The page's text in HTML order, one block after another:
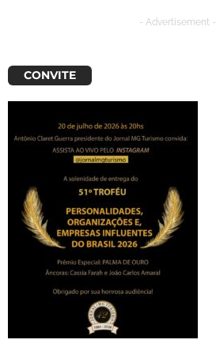
- Advertisement -
CONVITE